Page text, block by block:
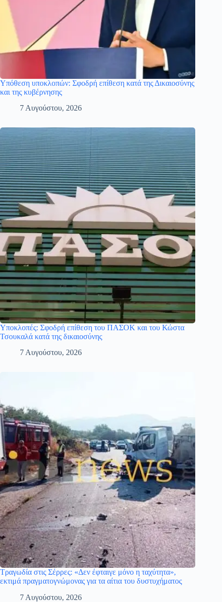
Υπόθεση υποκλοπών: Σφοδρή επίθεση κατά της Δικαιοσύνης
και της κυβέρνησης
7 Αυγούστου, 2026
Υποκλοπές: Σφοδρή επίθεση του ΠΑΣΟΚ και του Κώστα
Τσουκαλά κατά της δικαιοσύνης
7 Αυγούστου, 2026
Τραγωδία στις Σέρρες: «Δεν έφταιγε μόνο η ταχύτητα»,
εκτιμά πραγματογνώμονας για τα αίτια του δυστυχήματος
7 Αυγούστου, 2026